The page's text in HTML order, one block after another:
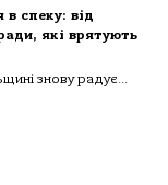
в спеку: від
які врятують
знову радує...